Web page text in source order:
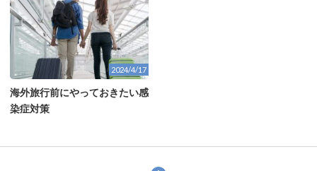
2024/4/17
海外旅行前にやっておきたい感
染症対策